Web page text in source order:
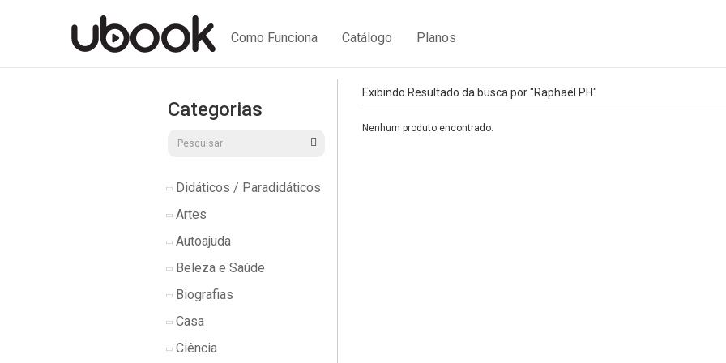
Como Funciona Catálogo Planos
Categorias
Didáticos / Paradidáticos
Artes
Autoajuda
Beleza e Saúde
Biografias
Casa
Ciência
Exibindo Resultado da busca por "Raphael PH"
Nenhum produto encontrado.